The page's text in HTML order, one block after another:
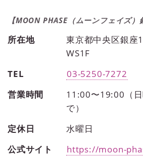
所在地
東京都中央区銀座
WS1F
TEL
03-5250-7272
営業時間
11:00〜19:00（
で）
定休日
水曜日
公式サイト
https://moon-
【MOON PHASE（ムーンフェイズ）